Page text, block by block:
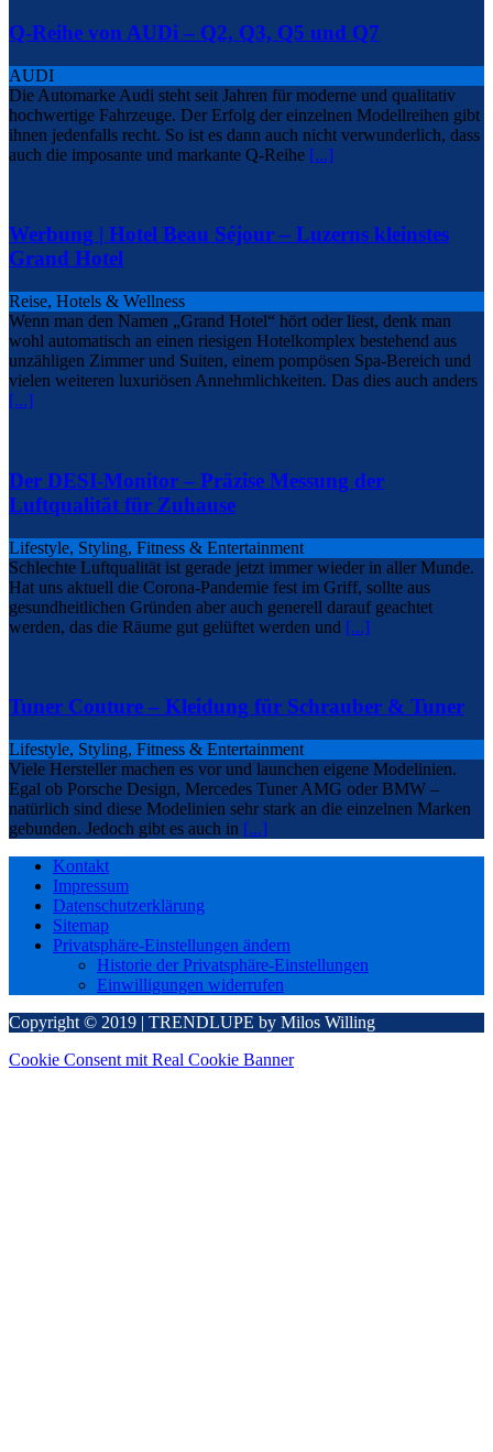
Q-Reihe von AUDi – Q2, Q3, Q5 und Q7
AUDI
Die Automarke Audi steht seit Jahren für moderne und qualitativ
hochwertige Fahrzeuge. Der Erfolg der einzelnen Modellreihen gibt
ihnen jedenfalls recht. So ist es dann auch nicht verwunderlich, dass
auch die imposante und markante Q-Reihe [...]
Werbung | Hotel Beau Séjour – Luzerns kleinstes
Grand Hotel
Reise, Hotels & Wellness
Wenn man den Namen „Grand Hotel“ hört oder liest, denk man
wohl automatisch an einen riesigen Hotelkomplex bestehend aus
unzähligen Zimmer und Suiten, einem pompösen Spa-Bereich und
vielen weiteren luxuriösen Annehmlichkeiten. Das dies auch anders
[...]
Der DESI-Monitor – Präzise Messung der
Luftqualität für Zuhause
Lifestyle, Styling, Fitness & Entertainment
Schlechte Luftqualität ist gerade jetzt immer wieder in aller Munde.
Hat uns aktuell die Corona-Pandemie fest im Griff, sollte aus
gesundheitlichen Gründen aber auch generell darauf geachtet
werden, das die Räume gut gelüftet werden und [...]
Tuner Couture – Kleidung für Schrauber & Tuner
Lifestyle, Styling, Fitness & Entertainment
Viele Hersteller machen es vor und launchen eigene Modelinien.
Egal ob Porsche Design, Mercedes Tuner AMG oder BMW –
natürlich sind diese Modelinien sehr stark an die einzelnen Marken
gebunden. Jedoch gibt es auch in [...]
Kontakt
Impressum
Datenschutzerklärung
Sitemap
Privatsphäre-Einstellungen ändern
Historie der Privatsphäre-Einstellungen
Einwilligungen widerrufen
Copyright © 2019 | TRENDLUPE by Milos Willing
Cookie Consent mit Real Cookie Banner